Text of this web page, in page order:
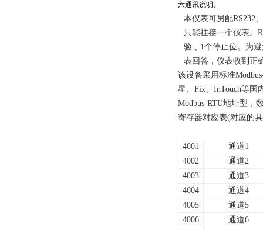
六通讯说明、
本仪表可另配RS232
只能挂接一个仪表。
验 ﹑ 1个停止位。 为
表回答，仪表收到正
该设备采用标准
星、Fix、 InTouch等国
Modbus-RTU地址型，
寄存器对应表(对应的
4001
通道1
4002
通道2
4003
通道3
4004
通道4
4005
通道5
4006
通道6